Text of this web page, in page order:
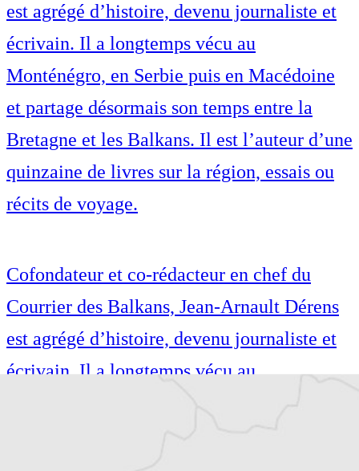
est agrégé d’histoire, devenu journaliste et
écrivain. Il a longtemps vécu au
Monténégro, en Serbie puis en Macédoine
et partage désormais son temps entre la
Bretagne et les Balkans. Il est l’auteur d’une
quinzaine de livres sur la région, essais ou
récits de voyage.
Cofondateur et co-rédacteur en chef du
Courrier des Balkans, Jean-Arnault Dérens
est agrégé d’histoire, devenu journaliste et
écrivain. Il a longtemps vécu au